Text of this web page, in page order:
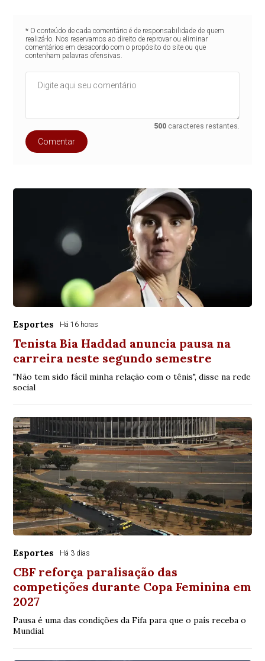
* O conteúdo de cada comentário é de responsabilidade de quem
realizá-lo. Nos reservamos ao direito de reprovar ou eliminar
comentários em desacordo com o propósito do site ou que
contenham palavras ofensivas.
500 caracteres restantes.
Comentar
Esportes Há 16 horas
Tenista Bia Haddad anuncia pausa na
carreira neste segundo semestre
"Não tem sido fácil minha relação com o tênis", disse na rede
social
Esportes Há 3 dias
CBF reforça paralisação das
competições durante Copa Feminina em
2027
Pausa é uma das condições da Fifa para que o país receba o
Mundial